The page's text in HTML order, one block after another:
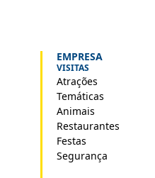
EMPRESA
VISITAS
Atrações
Temáticas
Animais
Restaurantes
Festas
Segurança